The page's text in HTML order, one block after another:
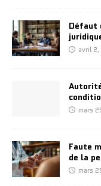
Défaut
avril
mars
Faute
de la
mars